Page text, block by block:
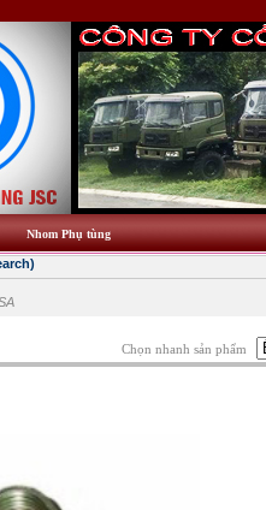
Nhom Phụ tùng
Chọn nhanh sản phẩm